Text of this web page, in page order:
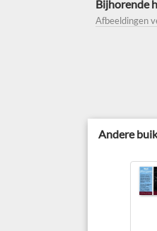
Bijhorende
Afbeeldingen
Andere